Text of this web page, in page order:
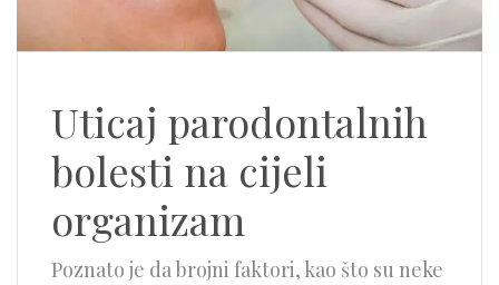
Uticaj parodontalnih
bolesti na cijeli
organizam
Poznato je da brojni faktori, kao što su neke